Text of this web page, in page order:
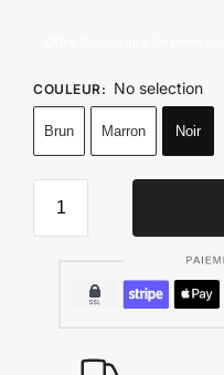
COULEUR: No selection
Brun Marron Noir